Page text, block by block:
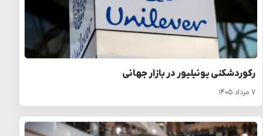
رکوردشکنی یونیلیور در بازار جهانی
۷ مرداد ۱۴۰۵